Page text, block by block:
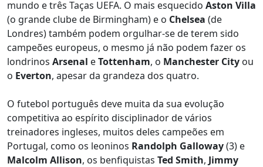
mundo e três Taças UEFA. O mais esquecido Aston Villa
(o grande clube de Birmingham) e o Chelsea (de
Londres) também podem orgulhar-se de terem sido
campeões europeus, o mesmo já não podem fazer os
londrinos Arsenal eTottenham, o Manchester City ou
o Everton, apesar da grandeza dos quatro.
O futebol português deve muita da sua evolução
competitiva ao espírito disciplinador de vários
treinadores ingleses, muitos deles campeões em
Portugal, como os leoninos Randolph Galloway(3) e
Malcolm Allison, os benfiquistas Ted Smith, Jimmy